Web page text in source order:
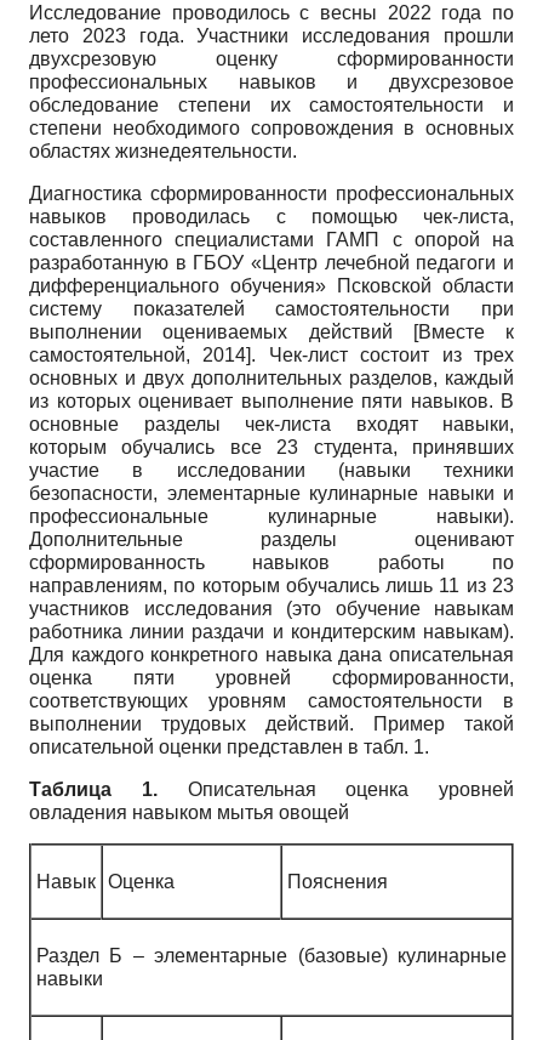
Исследование проводилось с весны 2022 года по
лето 2023 года. Участники исследования прошли
двухсрезовую оценку сформированности
профессиональных навыков и двухсрезовое
обследование степени их самостоятельности и
степени необходимого сопровождения в основных
областях жизнедеятельности.
Диагностика сформированности профессиональных
навыков проводилась с помощью чек-листа,
составленного специалистами ГАМП с опорой на
разработанную в ГБОУ «Центр лечебной педагоги и
дифференциального обучения» Псковской области
систему показателей самостоятельности при
выполнении оцениваемых действий
[Вместе к
самостоятельной, 2014]. Чек-лист состоит из трех
основных и двух дополнительных разделов, каждый
из которых оценивает выполнение пяти навыков. В
основные разделы чек-листа входят навыки,
которым обучались все 23 студента, принявших
участие в исследовании (навыки техники
безопасности, элементарные кулинарные навыки и
профессиональные кулинарные навыки).
Дополнительные разделы оценивают
сформированность навыков работы по
направлениям, по которым обучались лишь 11 из 23
участников исследования (это обучение навыкам
работника линии раздачи и кондитерским навыкам).
Для каждого конкретного навыка дана описательная
оценка пяти уровней сформированности,
соответствующих уровням самостоятельности в
выполнении трудовых действий. Пример такой
описательной оценки представлен в табл. 1.
Таблица 1.Описательная оценка уровней
овладения навыком мытья овощей
Навык Оценка Пояснения
Раздел Б – элементарные (базовые) кулинарные
навыки